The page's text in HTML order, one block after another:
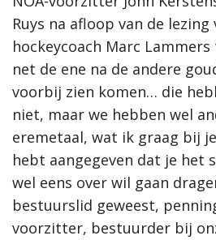
Ruys na afloop van de
hockeycoach Marc Lammers
net de ene na de andere
voorbij zien komen… die
niet, maar we hebben wel
eremetaal, wat ik graag bij
hebt aangegeven dat je het
wel eens over wil gaan
bestuurslid geweest,
voorzitter, bestuurder bij